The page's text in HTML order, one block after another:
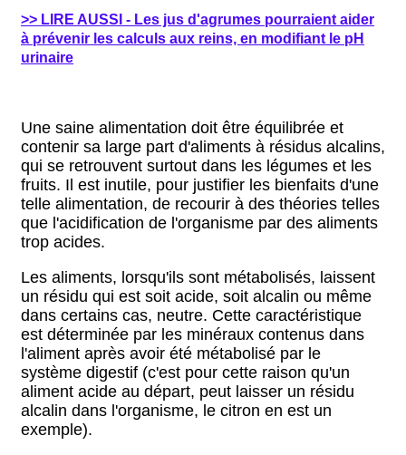
>> LIRE AUSSI - Les jus d'agrumes pourraient aider
à prévenir les calculs aux reins, en modifiant le pH
urinaire
Une saine alimentation doit être équilibrée et
contenir sa large part d'aliments à résidus alcalins,
qui se retrouvent surtout dans les légumes et les
fruits. Il est inutile, pour justifier les bienfaits d'une
telle alimentation, de recourir à des théories telles
que l'acidification de l'organisme par des aliments
trop acides.
Les aliments, lorsqu'ils sont métabolisés, laissent
un résidu qui est soit acide, soit alcalin ou même
dans certains cas, neutre. Cette caractéristique
est déterminée par les minéraux contenus dans
l'aliment après avoir été métabolisé par le
système digestif (c'est pour cette raison qu'un
aliment acide au départ, peut laisser un résidu
alcalin dans l'organisme, le citron en est un
exemple).